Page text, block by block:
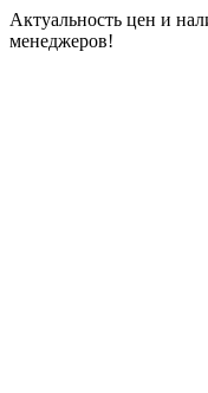
Актуальность цен и
менеджеров!